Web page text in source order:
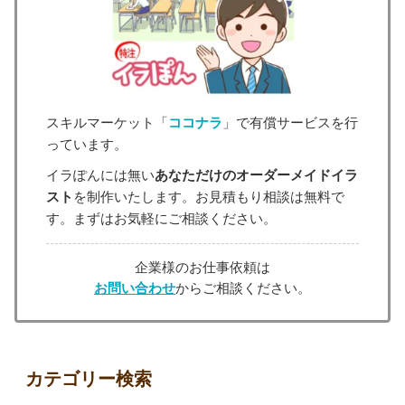
スキルマーケット「ココナラ 」で有償サービスを行
っています。
イラぽんには無いあなただけのオーダーメイドイラ
スト を制作いたします。お見積もり相談は無料で
す。まずはお気軽にご相談ください。
企業様のお仕事依頼は
お問い合わせからご相談ください。
カテゴリー検索